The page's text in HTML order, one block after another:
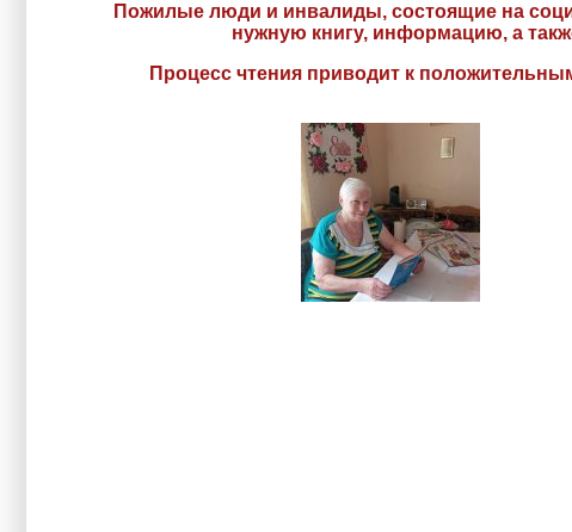
Пожилые люди и инвалиды, состоящие на
нужную книгу, информацию, а
Процесс чтения приводит к